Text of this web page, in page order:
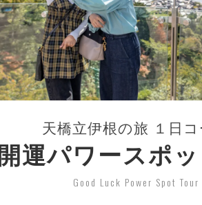
天橋立伊根の旅 １日コ
開運パワースポッ
Good Luck Power Spot Tour